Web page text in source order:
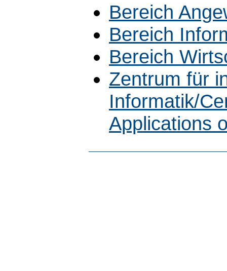
Bereich
Bereich
Bereich
Zentrum für
Informatik/
Applications